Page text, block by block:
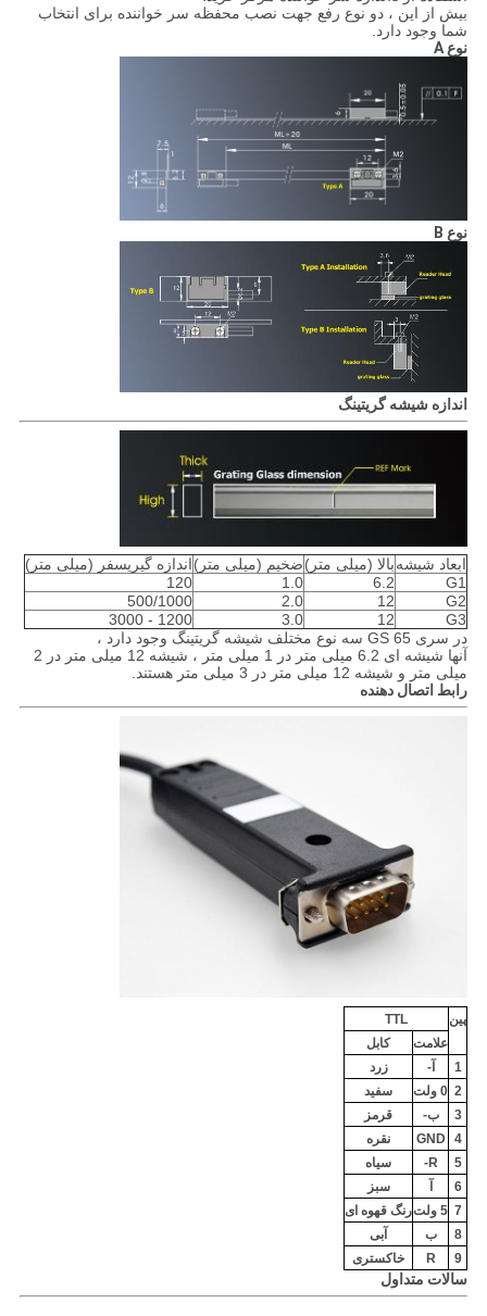
بیش از این ، دو نوع رفع جهت نصب محفظه سر خواننده برای انتخاب
شما وجود دارد.
نوع A
نوع B
اندازه شیشه گریتینگ
ابعاد شیشهبالا (میلی متر)ضخیم (میلی متر)اندازه گیریسفر (میلی متر)
G1
6.2
1.0
120
G2
12
2.0
500/1000
G3
12
3.0
1200 - 3000
در سری GS 65 سه نوع مختلف شیشه گریتینگ وجود دارد ،
آنها شیشه ای 6.2 میلی متر در 1 میلی متر ، شیشه 12 میلی متر در 2
میلی متر و شیشه 12 میلی متر در 3 میلی متر هستند.
رابط اتصال دهنده
پین
TTL
علامت
کابل
1
آ-
زرد
2 0 ولت
سفید
3
ب-
قرمز
4
GND
نقره
5
R-
سیاه
6
آ
سبز
7 5 ولت
رنگ قهوه ای
8
ب
آبی
9
R خاکستری
سالات متداول